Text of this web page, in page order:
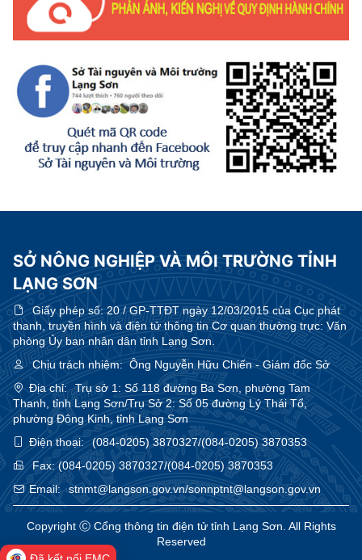
SỞ NÔNG NGHIỆP VÀ MÔI TRƯỜNG TỈNH
LẠNG SƠN
Giấy phép số:20 / GP-TTĐT ngày 12/03/2015 của Cục phát
thanh, truyền hình và điện tử thông tin Cơ quan thường trực: Văn
phòng Ủy ban nhân dân tỉnh Lạng Sơn.
Chịu trách nhiệm:Ông Nguyễn Hữu Chiến - Giám đốc Sở
Địa chỉ:
Trụ sở 1: Số 118 đường Ba Sơn, phường Tam
Thanh, tỉnh Lạng Sơn/Trụ Sở 2: Số 05 đường Lý Thái Tổ,
phường Đông Kinh, tỉnh Lạng Sơn
Điện thoại:
(084-0205) 3870327/(084-0205) 3870353
Fax:(084-0205) 3870327/(084-0205) 3870353
Email:
stnmt@langson.gov.vn/sonnptnt@langson.gov.vn
Copyright Ⓒ Cổng thông tin điện tử tỉnh Lạng Sơn. All Rights
Reserved